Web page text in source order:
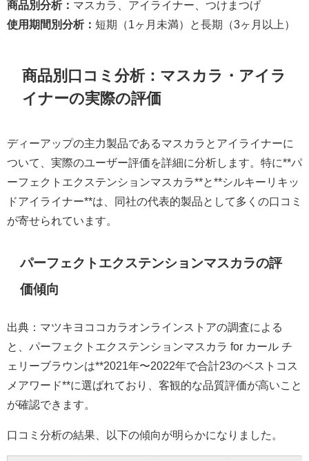
商品別分析： マスカラ、アイライナー、つけまつげ
使用期間別分析： 短期（1ヶ月未満）と長期（3ヶ月以上）
商品別口コミ分析：マスカラ・アイラ
イナーの実際の評価
ディーアップの主力製品であるマスカラとアイライナーに
ついて、実際のユーザー評価を詳細に分析します。特に**パ
ーフェクトエクステンションマスカラ**と**シルキーリキッ
ドアイライナー**は、同社の代表的製品として多くの口コミ
が寄せられています。
パーフェクトエクステンションマスカラの評
価傾向
出典：マツキヨココカラオンラインストアの調査による
と、パーフェクトエクステンションマスカラ for カール チ
ェリーブラウンは**2021年〜2022年で合計23のベストコス
メアワード**に選ばれており、客観的な品質評価が高いこと
が確認できます。
口コミ分析の結果、以下の傾向が明らかになりました。